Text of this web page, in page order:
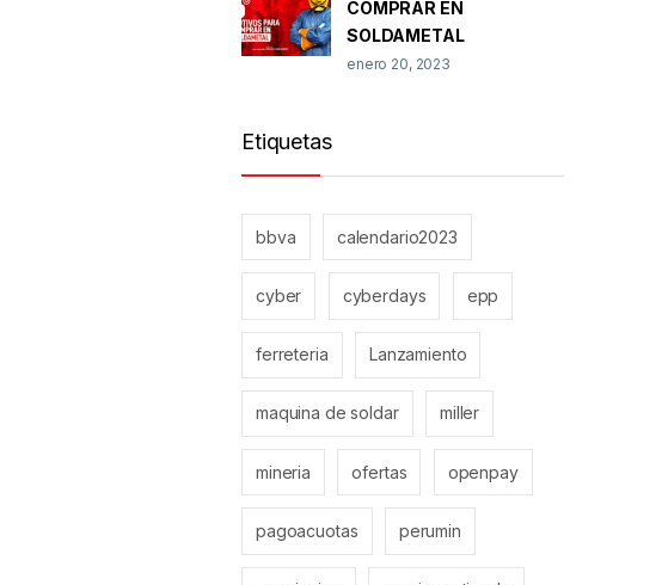
COMPRAR EN
SOLDAMETAL
enero 20, 2023
Etiquetas
bbva calendario2023
cyber cyberdays epp
ferreteria Lanzamiento
maquina de soldar miller
mineria ofertas openpay
pagoacuotas perumin